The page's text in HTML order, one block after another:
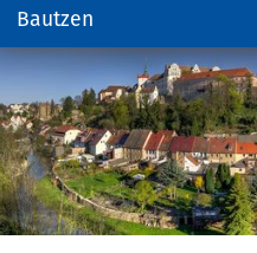
der
anspringen
Bautzen